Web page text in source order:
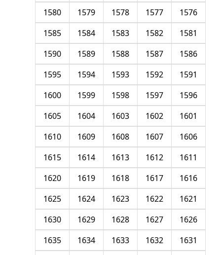
1576
1577
1578
1579
1580
1581
1582
1583
1584
1585
1586
1587
1588
1589
1590
1591
1592
1593
1594
1595
1596
1597
1598
1599
1600
1601
1602
1603
1604
1605
1606
1607
1608
1609
1610
1611
1612
1613
1614
1615
1616
1617
1618
1619
1620
1621
1622
1623
1624
1625
1626
1627
1628
1629
1630
1631
1632
1633
1634
1635